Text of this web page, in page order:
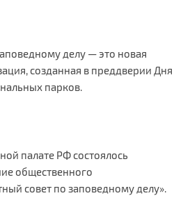
делу — это новая
созданная в преддверии Дня
парков.
палате РФ состоялось
общественного
совет по заповедному делу».